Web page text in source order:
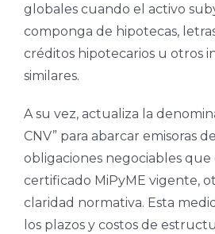
globales cuando el activo
componga de hipotecas,
créditos hipotecarios u otros
similares.
A su vez, actualiza la
CNV” para abarcar emisoras
obligaciones negociables
certificado MiPyME vigente,
claridad normativa. Esta
los plazos y costos de